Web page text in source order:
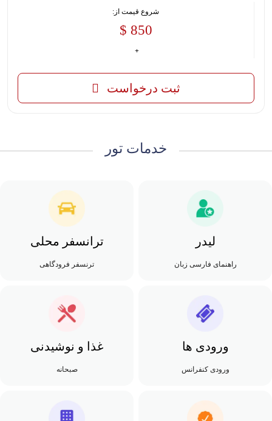
شروع قیمت از:
850 $
ثبت درخواست
خدمات تور
لیدر
راهنمای فارسی زبان
ترانسفر محلی
ترنسفر فرودگاهی
ورودی ها
ورودی کنفرانس
غذا و نوشیدنی
صبحانه